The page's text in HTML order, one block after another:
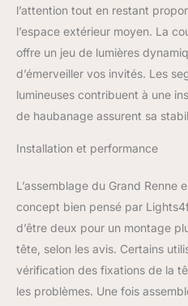
l’attention tout en restant
l’espace extérieur moyen. La
offre un jeu de lumières
d’émerveiller vos invités. Les
lumineuses contribuent à une
de haubanage assurent sa
Installation et performance
L’assemblage du Grand Renne
concept bien pensé par
d’être deux pour un montage
tête, selon les avis. Certains
vérification des fixations de la
les problèmes. Une fois